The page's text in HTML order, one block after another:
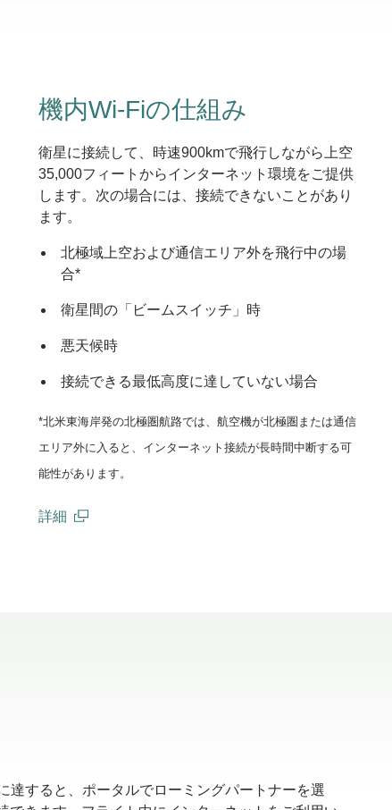
機内Wi-Fiの仕組み
衛星に接続して、時速900kmで飛行しながら上空
35,000フィートからインターネット環境をご提供
します。次の場合には、接続できないことがあり
ます。
北極域上空および通信エリア外を飛行中の場
合*
衛星間の「ビームスイッチ」時
悪天候時
接続できる最低高度に達していない場合
*北米東海岸発の北極圏航路では、航空機が北極圏または通信
エリア外に入ると、インターネット接続が長時間中断する可
能性があります。
詳細
達すると、ポータルでローミングパートナーを選